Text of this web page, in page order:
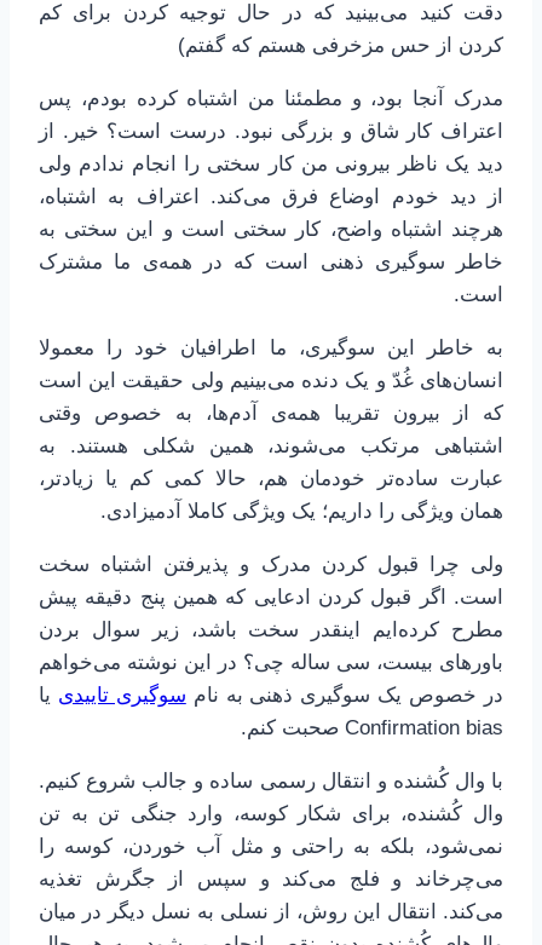
دقت کنید می‌بینید که در حال توجیه کردن برای کم
کردن از حس مزخرفی هستم که گفتم)
مدرک آنجا بود، و مطمئنا من اشتباه کرده بودم، پس
اعتراف کار شاق و بزرگی نبود. درست است؟ خیر. از
دید یک ناظر بیرونی من کار سختی را انجام ندادم ولی
از دید خودم اوضاع فرق می‌کند. اعتراف به اشتباه،
هرچند اشتباه واضح، کار سختی است و این سختی به
خاطر سوگیری ذهنی است که در همه‌ی ما مشترک
است.
به خاطر این سوگیری، ما اطرافیان خود را معمولا
انسان‌های غُدّ و یک دنده می‌بینیم ولی حقیقت این است
که از بیرون تقریبا همه‌ی آدم‌ها، به خصوص وقتی
اشتباهی مرتکب می‌شوند، همین شکلی هستند. به
عبارت ساده‌تر خودمان هم، حالا کمی کم یا زیادتر،
همان ویژگی را داریم؛ یک ویژگی کاملا آدمیزادی.
ولی چرا قبول کردن مدرک و پذیرفتن اشتباه سخت
است. اگر قبول کردن ادعایی که همین پنج دقیقه پیش
مطرح کرده‌ایم اینقدر سخت باشد، زیر سوال بردن
باورهای بیست، سی ساله چی؟ در این نوشته می‌خواهم
در خصوص یک سوگیری ذهنی به نام سوگیری تاییدی یا
Confirmation bias صحبت کنم.
با وال کُشنده و انتقال رسمی ساده و جالب شروع کنیم.
وال کُشنده، برای شکار کوسه، وارد جنگی تن به تن
نمی‌شود، بلکه به راحتی و مثل آب خوردن، کوسه را
می‌چرخاند و فلج می‌کند و سپس از جگرش تغذیه
می‌کند. انتقال این روش، از نسلی به نسل دیگر در میان